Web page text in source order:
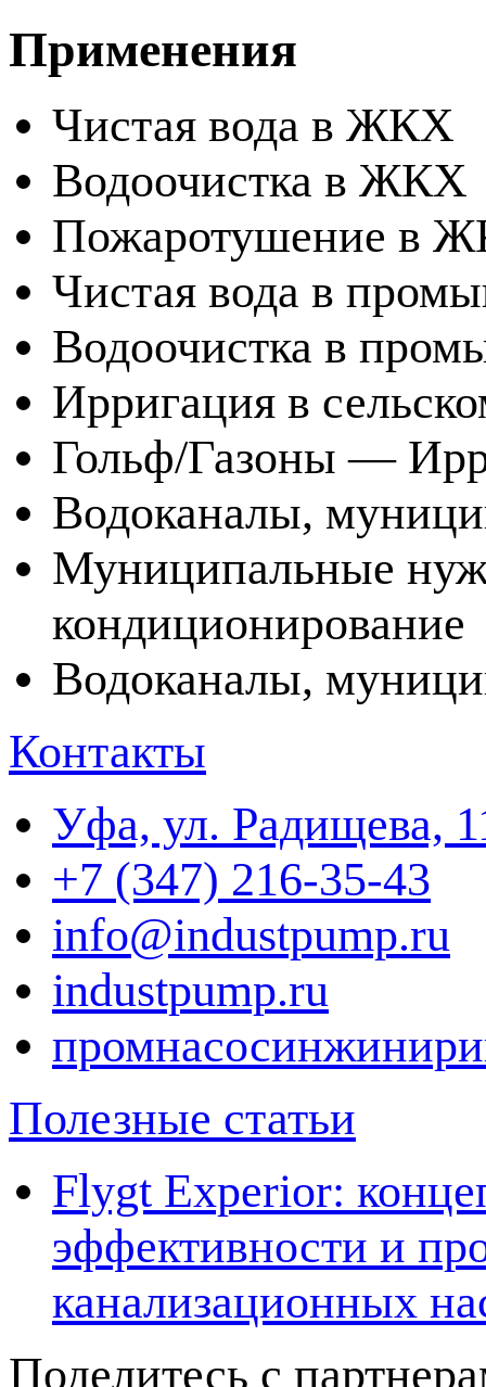
Применения
Чистая вода в ЖКХ
Водоочистка в ЖКХ
Пожаротушение в
Чистая вода в
Водоочистка в
Ирригация в
Гольф/Газоны —
Водоканалы,
Муниципальные
кондиционирование
Водоканалы,
Контакты
Уфа, ул. Радищева,
+7 (347) 216-35-43
info@industpump.ru
industpump.ru
Полезные статьи
Flygt Experior:
эффективности и
канализационных
Поделитесь с